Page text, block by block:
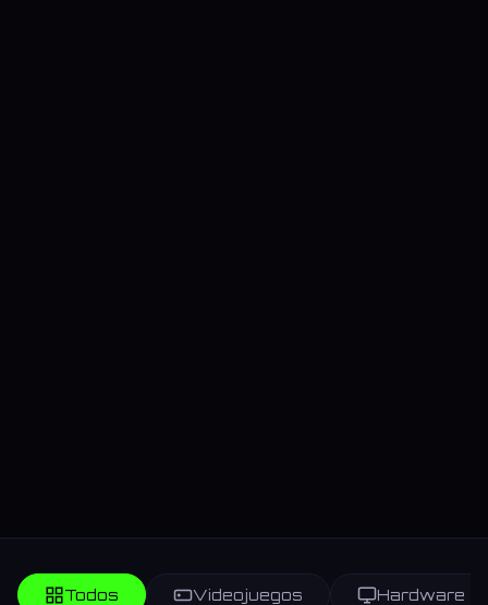
Todos Videojuegos Hardware